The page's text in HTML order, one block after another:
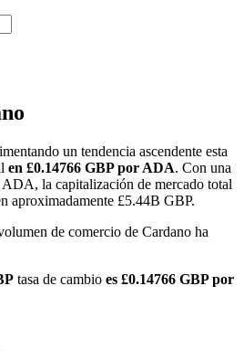
divisas, metales preciosos y materias
un tendencia ascendente esta
en £0.14766 GBP por ADA. Con una
la capitalización de mercado total
aproximadamente £5.44B GBP.
de comercio de Cardano ha
tasa de cambio es £0.14766 GBP por